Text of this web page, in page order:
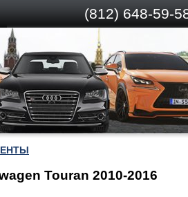
(812) 648-59-
Touran 2010-2016